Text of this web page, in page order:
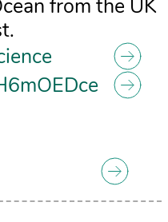
from the UK